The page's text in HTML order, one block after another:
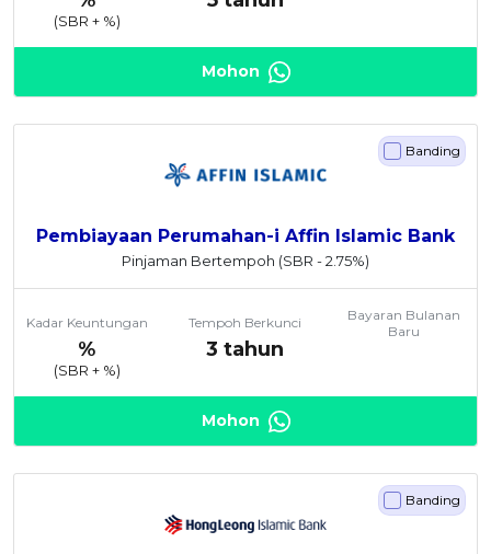
(SBR + %)
Mohon
Pembiayaan Perumahan-i Affin Islamic Bank
Pinjaman Bertempoh (SBR - 2.75%)
Kadar Keuntungan
%
(SBR + %)
Tempoh Berkunci
3 tahun
Bayaran Bulanan
Baru
Banding
Mohon
Banding